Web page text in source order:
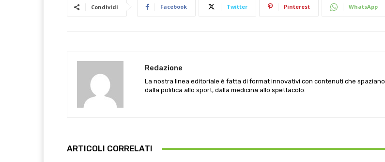
Condividi Facebook Twitter Pinterest WhatsApp
Redazione
La nostra linea editoriale è fatta di format innovativi con contenuti che spaziano
dalla politica allo sport, dalla medicina allo spettacolo.
ARTICOLI CORRELATI